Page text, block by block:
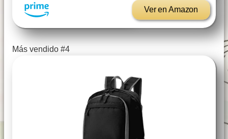
Ver en Amazon
Más vendido #4